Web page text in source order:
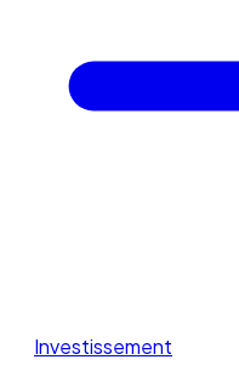
Investissement